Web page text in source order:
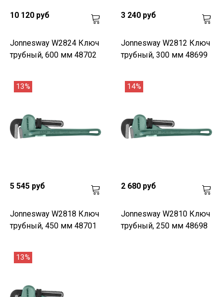
10 120 руб
Jonnesway W2824 Ключ
трубный, 600 мм 48702
3 240 руб
Jonnesway W2812 Ключ
трубный, 300 мм 48699
13%
5 545 руб
Jonnesway W2818 Ключ
трубный, 450 мм 48701
14%
2 680 руб
Jonnesway W2810 Ключ
трубный, 250 мм 48698
13%